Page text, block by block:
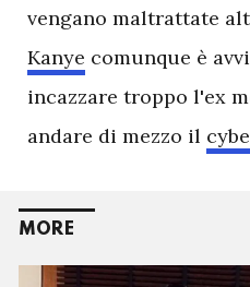
vengano maltrattate
Kanye comunque è
incazzare troppo l'ex
andare di mezzo il
MORE